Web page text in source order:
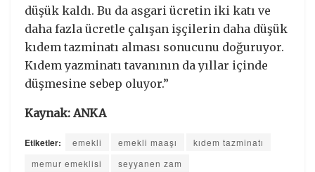
düşük kaldı. Bu da asgari ücretin iki katı ve
daha fazla ücretle çalışan işçilerin daha düşük
kıdem tazminatı alması sonucunu doğuruyor.
Kıdem yazminatı tavanının da yıllar içinde
düşmesine sebep oluyor.”
Kaynak: ANKA
Etiketler: emekli emekli maaşı
kıdem tazminatı
memur emeklisi
seyyanen zam